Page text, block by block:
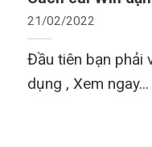
21/02/2022
Đầu tiên bạn phải
dụng , Xem ngay...